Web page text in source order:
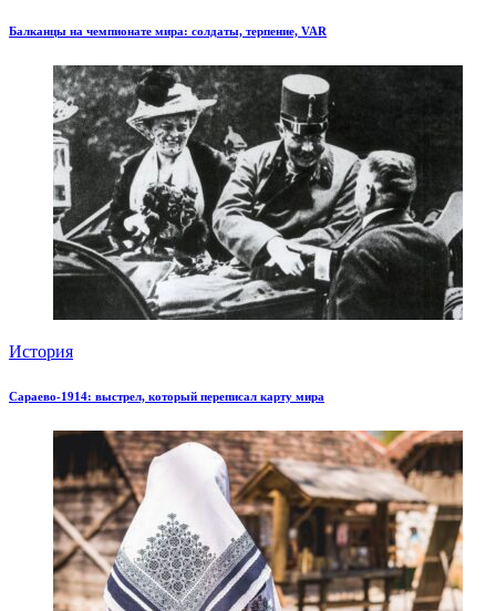
Балканцы на чемпионате мира: солдаты, терпение, VAR
История
Сараево-1914: выстрел, который переписал карту мира